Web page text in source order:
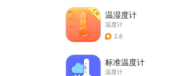
温湿度计
温度计
2.8
标准温度计
温度计